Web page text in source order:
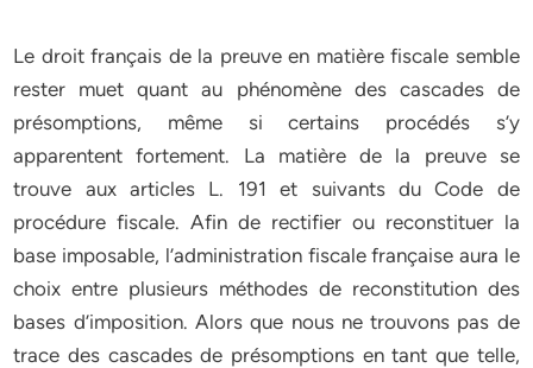
Le droit français de la preuve en matière fiscale semble
rester muet quant au phénomène des cascades de
présomptions, même si certains procédés s’y
apparentent fortement. La matière de la preuve se
trouve aux articles L. 191 et suivants du Code de
procédure fiscale. Afin de rectifier ou reconstituer la
base imposable, l’administration fiscale française aura le
choix entre plusieurs méthodes de reconstitution des
bases d’imposition. Alors que nous ne trouvons pas de
trace des cascades de présomptions en tant que telle,